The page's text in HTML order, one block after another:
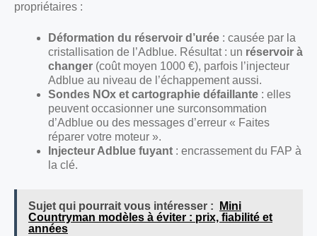
propriétaires :
Déformation du réservoir d’urée : causée par la
cristallisation de l’Adblue. Résultat : un réservoir à
changer (coût moyen 1000 €), parfois l’injecteur
Adblue au niveau de l’échappement aussi.
Sondes NOx et cartographie défaillante : elles
peuvent occasionner une surconsommation
d’Adblue ou des messages d’erreur « Faites
réparer votre moteur ».
Injecteur Adblue fuyant : encrassement du FAP à
la clé.
Sujet qui pourrait vous intéresser :
Mini
Countryman modèles à éviter : prix, fiabilité et
années